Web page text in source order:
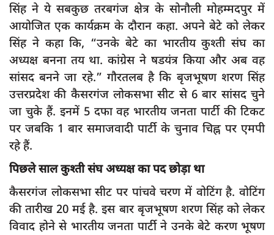
English
सिंह ने ये सबकुछ तरबगंज क्षेत्र के सोनौली मोहम्मदपुर में
आयोजित एक कार्यक्रम के दौरान कहा. अपने बेटे को लेकर
सिंह ने कहा कि, “उनके बेटे का भारतीय कुश्ती संघ का
अध्यक्ष बनना तय था. कांग्रेस ने षडयंत्र किया और अब वह
सांसद बनने जा रहे.” गौरतलब है कि बृजभूषण शरण सिंह
उत्तरप्रदेश की कैसरगंज लोकसभा सीट से 6 बार सांसद चुने
जा चुके हैं. इनमें 5 दफा वह भारतीय जनता पार्टी की टिकट
पर जबकि 1 बार समाजवादी पार्टी के चुनाव चिह्न पर एमपी
रहे हैं.
पिछले साल कुश्ती संघ अध्यक्ष का पद छोड़ा था
कैसरगंज लोकसभा सीट पर पांचवे चरण में वोटिंग है. वोटिंग
की तारीख 20 मई है. इस बार बृजभूषण शरण सिंह को लेकर
विवाद होने से भारतीय जनता पार्टी ने उनके बेटे करण भूषण